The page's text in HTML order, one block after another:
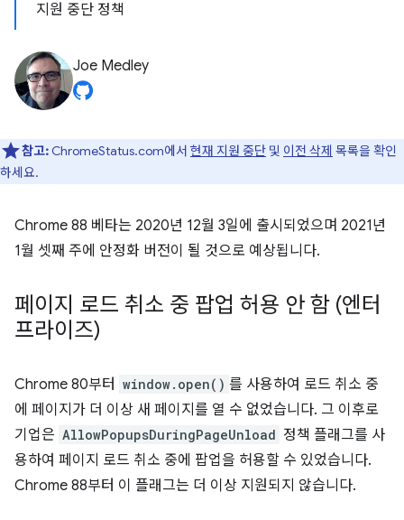
지원 중단 정책
Joe Medley
참고: ChromeStatus.com에서 현재 지원 중단 및 이전 삭제 목록을 확인
하세요.
Chrome 88 베타는 2020년 12월 3일에 출시되었으며 2021년
1월 셋째 주에 안정화 버전이 될 것으로 예상됩니다.
페이지 로드 취소 중 팝업 허용 안 함 (엔터
프라이즈)
Chrome 80부터 window.open() 를 사용하여 로드 취소 중
에 페이지가 더 이상 새 페이지를 열 수 없었습니다. 그 이후로
기업은 AllowPopupsDuringPageUnload 정책 플래그를 사
용하여 페이지 로드 취소 중에 팝업을 허용할 수 있었습니다.
Chrome 88부터 이 플래그는 더 이상 지원되지 않습니다.